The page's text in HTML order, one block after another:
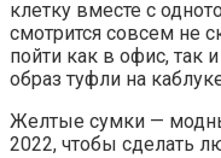
клетку вместе с
смотрится совсем не
пойти как в офис, так
образ туфли на
Желтые сумки —
2022, чтобы сделать